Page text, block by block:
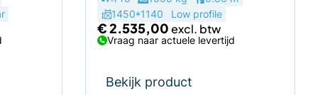
1450*1140
Low profile
€2.535,00
Vraag naar actuele levertijd
Bekijk product